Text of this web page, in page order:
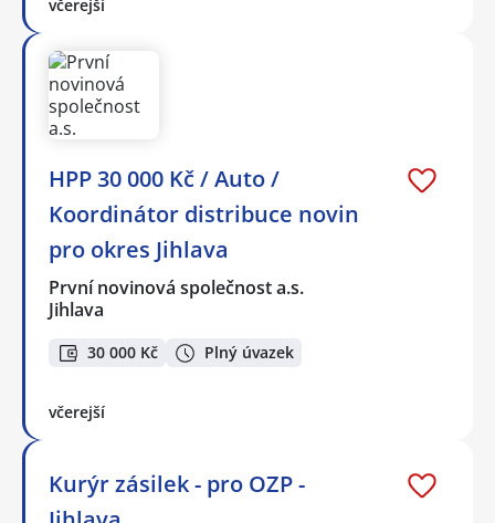
včerejší
HPP 30 000 Kč / Auto /
Koordinátor distribuce novin
pro okres Jihlava
První novinová společnost a.s.
Jihlava
30 000 Kč Plný úvazek
včerejší
Kurýr zásilek - pro OZP -